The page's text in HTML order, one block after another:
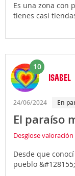
Es una zona con
tienes casi
10
ISABEL
24/06/2024 En
El paraíso
Desglose valoración
Desde que
pueblo